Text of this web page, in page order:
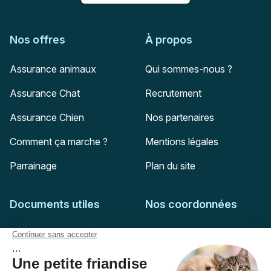
Nos offres
Assurance animaux
Assurance Chat
Assurance Chien
Comment ça marche ?
Parrainage
À propos
Qui sommes-nous ?
Recrutement
Nos partenaires
Mentions légales
Plan du site
Documents utiles
Feuille de soins
Conditions générales
Nos coordonnées
51-55 rue Hoche
94767
Ivry-sur-Seine